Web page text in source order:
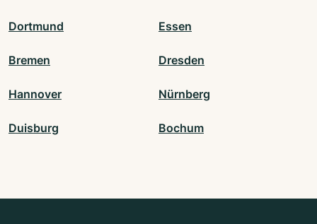
Dortmund Essen
Bremen Dresden
Hannover Nürnberg
Duisburg Bochum